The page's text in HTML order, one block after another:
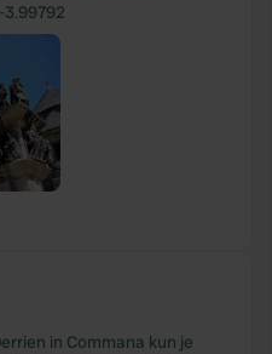
in Commana kun je